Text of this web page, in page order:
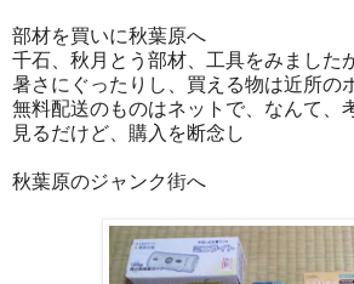
部材を買いに秋葉原へ
千石、秋月とう部材、工具をみました
暑さにぐったりし、買える物は近所の
無料配送のものはネットで、なんて、
見るだけど、購入を断念し
秋葉原のジャンク街へ